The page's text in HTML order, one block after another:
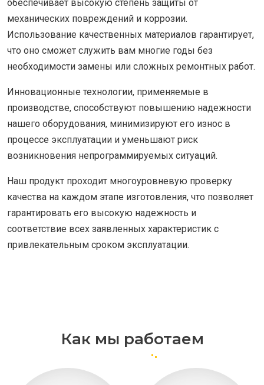
обеспечивает высокую степень защиты от
механических повреждений и коррозии.
Использование качественных материалов гарантирует,
что оно сможет служить вам многие годы без
необходимости замены или сложных ремонтных работ.
Инновационные технологии, применяемые в
производстве, способствуют повышению надежности
нашего оборудования, минимизируют его износ в
процессе эксплуатации и уменьшают риск
возникновения непрограммируемых ситуаций.
Наш продукт проходит многоуровневую проверку
качества на каждом этапе изготовления, что позволяет
гарантировать его высокую надежность и
соответствие всех заявленных характеристик с
привлекательным сроком эксплуатации.
Как мы работаем